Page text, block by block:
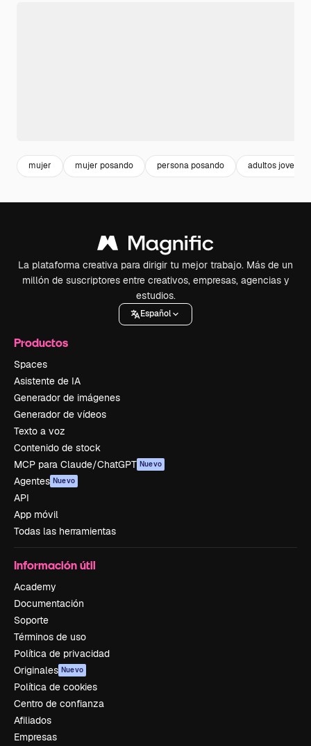
mujer mujer posando persona posando adultos jovenes
La plataforma creativa para dirigir tu mejor trabajo. Más de un
millón de suscriptores entre creativos, empresas, agencias y
estudios.
Español
Productos
Spaces
Asistente de IA
Generador de imágenes
Generador de vídeos
Texto a voz
Contenido de stock
MCP para Claude/ChatGPT Nuevo
Agentes Nuevo
API
App móvil
Todas las herramientas
Información útil
Academy
Documentación
Soporte
Términos de uso
Política de privacidad
Originales Nuevo
Política de cookies
Centro de confianza
Afiliados
Empresas